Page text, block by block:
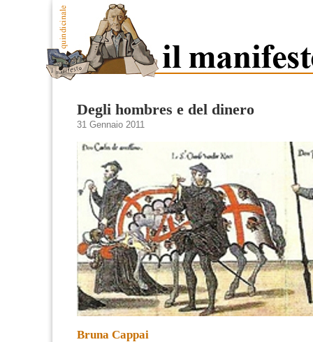
Degli hombres e del dinero
31 Gennaio 2011
Bruna Cappai